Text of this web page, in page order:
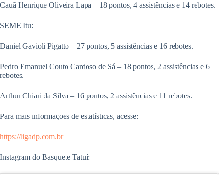
Cauã Henrique Oliveira Lapa – 18 pontos, 4 assistências e 14 rebotes.
SEME Itu:
Daniel Gavioli Pigatto – 27 pontos, 5 assistências e 16 rebotes.
Pedro Emanuel Couto Cardoso de Sá – 18 pontos, 2 assistências e 6
rebotes.
Arthur Chiari da Silva – 16 pontos, 2 assistências e 11 rebotes.
Para mais informações de estatísticas, acesse:
https://ligadp.com.br
Instagram do Basquete Tatuí: